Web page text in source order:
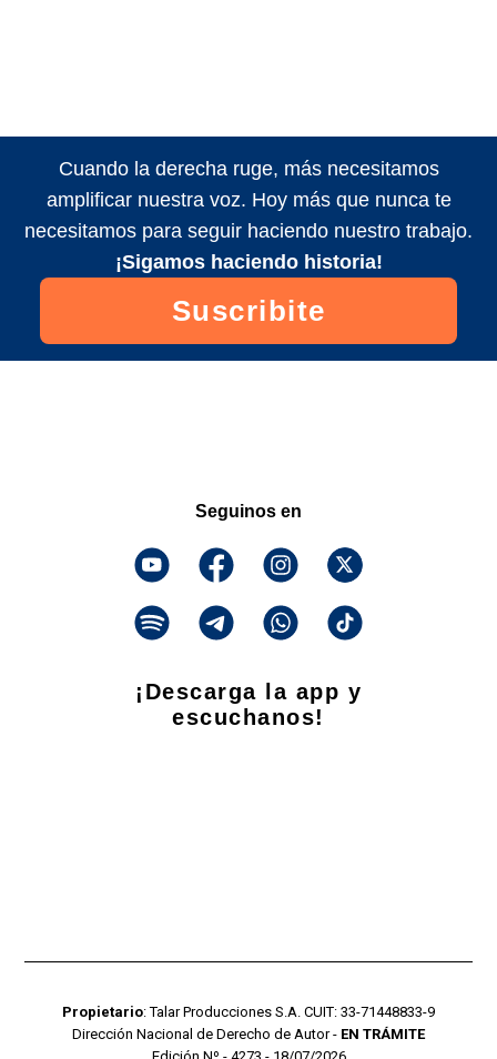
Cuando la derecha ruge, más necesitamos
amplificar nuestra voz. Hoy más que nunca te
necesitamos para seguir haciendo nuestro trabajo.
¡Sigamos haciendo historia!
Suscribite
Seguinos en
¡Descarga la app y
escuchanos!
Propietario: Talar Producciones S.A. CUIT: 33-71448833-9
Dirección Nacional de Derecho de Autor - EN TRÁMITE